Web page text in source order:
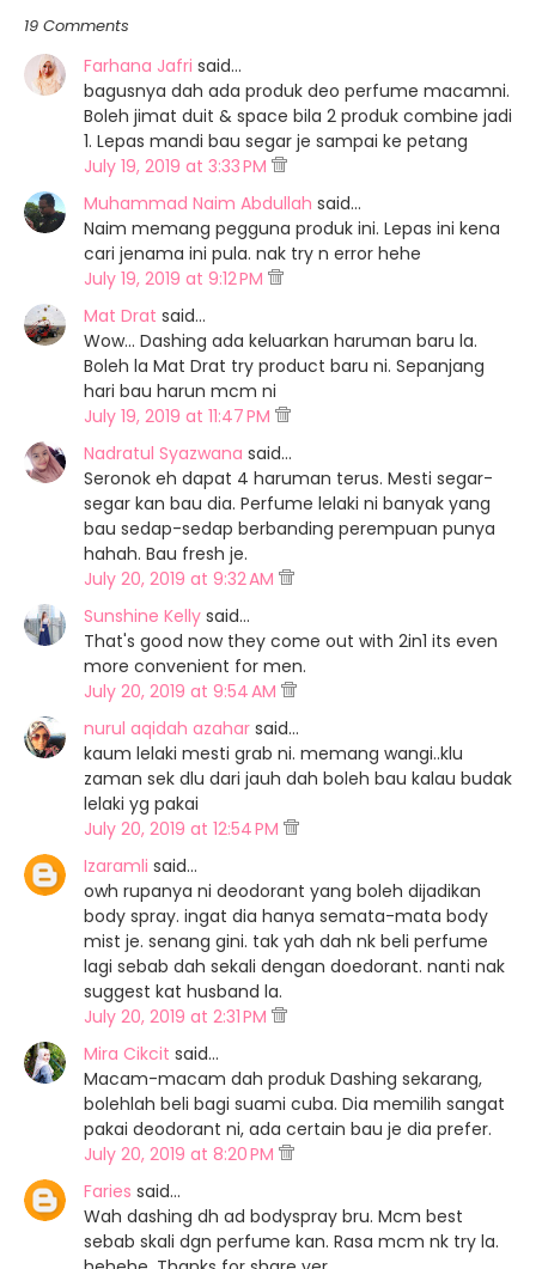
19 Comments
Farhana Jafri said…
bagusnya dah ada produk deo perfume macamni.
Boleh jimat duit & space bila 2 produk combine jadi
1. Lepas mandi bau segar je sampai ke petang
July 19, 2019 at 3:33 PM
Muhammad Naim Abdullah said…
Naim memang pegguna produk ini. Lepas ini kena
cari jenama ini pula. nak try n error hehe
July 19, 2019 at 9:12 PM
Mat Drat said…
Wow... Dashing ada keluarkan haruman baru la.
Boleh la Mat Drat try product baru ni. Sepanjang
hari bau harun mcm ni
July 19, 2019 at 11:47 PM
Nadratul Syazwana said…
Seronok eh dapat 4 haruman terus. Mesti segar-
segar kan bau dia. Perfume lelaki ni banyak yang
bau sedap-sedap berbanding perempuan punya
hahah. Bau fresh je.
July 20, 2019 at 9:32 AM
Sunshine Kelly said…
That's good now they come out with 2in1 its even
more convenient for men.
July 20, 2019 at 9:54 AM
nurul aqidah azahar said…
kaum lelaki mesti grab ni. memang wangi..klu
zaman sek dlu dari jauh dah boleh bau kalau budak
lelaki yg pakai
July 20, 2019 at 12:54 PM
Izaramli said…
owh rupanya ni deodorant yang boleh dijadikan
body spray. ingat dia hanya semata-mata body
mist je. senang gini. tak yah dah nk beli perfume
lagi sebab dah sekali dengan doedorant. nanti nak
suggest kat husband la.
July 20, 2019 at 2:31 PM
Mira Cikcit said…
Macam-macam dah produk Dashing sekarang,
bolehlah beli bagi suami cuba. Dia memilih sangat
pakai deodorant ni, ada certain bau je dia prefer.
July 20, 2019 at 8:20 PM
Faries said…
Wah dashing dh ad bodyspray bru. Mcm best
sebab skali dgn perfume kan. Rasa mcm nk try la.